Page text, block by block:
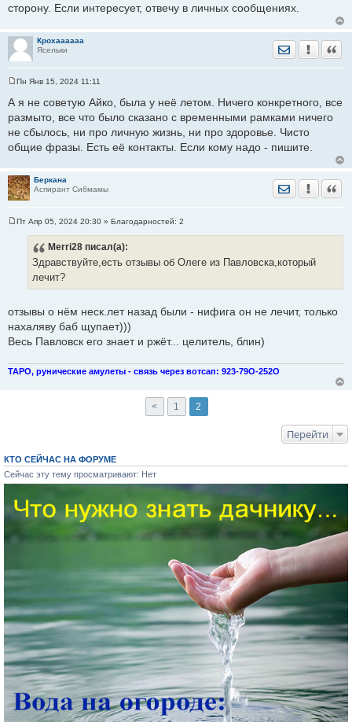
сторону. Если интересует, отвечу в личных сообщениях.
Крохаааааа
Ясельки
Отправить
о
б
е
н
Пн Янв 15, 2024 11:11
А я не советую Айко, была у неё летом. Ничего конкретного, все
размыто, все что было сказано с временными рамками ничего
не сбылось, ни про личную жизнь, ни про здоровье. Чисто
общие фразы. Есть её контакты. Если кому надо - пишите.
Беркана
Аспирант Сибмамы
Отправить
Пт Апр 05, 2024 20:30 » Благодарностей: 2
Merri28 писал(а):
Здравствуйте,есть отзывы об Олеге из Павловска,который
лечит?
отзывы о нём неск.лет назад были - нифига он не лечит, только
нахаляву баб щупает)))
Весь Павловск его знает и ржёт... целитель, блин)
ТАРО, рунические амулеты - связь через вотсап: 923-79О-252О
< 1 2
Перейти
КТО СЕЙЧАС НА ФОРУМЕ
Сейчас эту тему просматривают: Нет